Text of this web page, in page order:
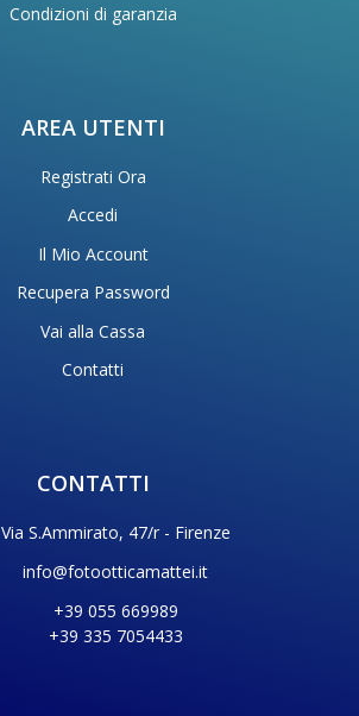
Condizioni di garanzia
AREA UTENTI
Registrati Ora
Accedi
Il Mio Account
Recupera Password
Vai alla Cassa
Contatti
CONTATTI
Via S.Ammirato, 47/r - Firenze
info@fotootticamattei.it
+39 055 669989
+39 335 7054433